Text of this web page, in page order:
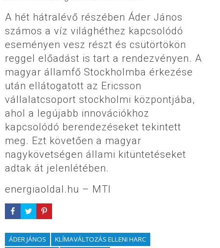
A hét hátralévő részében Áder János
számos a víz világhéthez kapcsolódó
eseményen vesz részt és csütörtökön
reggel előadást is tart a rendezvényen. A
magyar államfő Stockholmba érkezése
után ellátogatott az Ericsson
vállalatcsoport stockholmi központjába,
ahol a legújabb innovációkhoz
kapcsolódó berendezéseket tekintett
meg. Ezt követően a magyar
nagykövetségen állami kitüntetéseket
adtak át jelenlétében.
energiaoldal.hu – MTI
ÁDER JÁNOS
KLÍMAVÁLTOZÁS ELLENI HARC